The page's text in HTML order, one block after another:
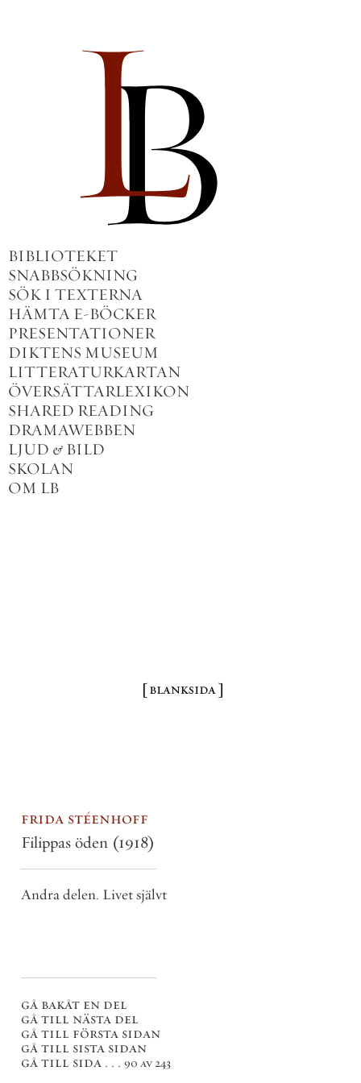
BIBLIOTEKET
SNABBSÖKNING
SÖK I TEXTERNA
HÄMTA E-BÖCKER
PRESENTATIONER
DIKTENS MUSEUM
LITTERATURKARTAN
ÖVERSÄTTARLEXIKON
SHARED READING
DRAMAWEBBEN
LJUD & BILD
SKOLAN
OM LB
frida stéenhoff
Filippas öden (1918)
Andra delen. Livet självt
gå bakåt en del
gå till nästa del
gå till första sidan
gå till sista sidan
gå till sida . . . 90 av 243